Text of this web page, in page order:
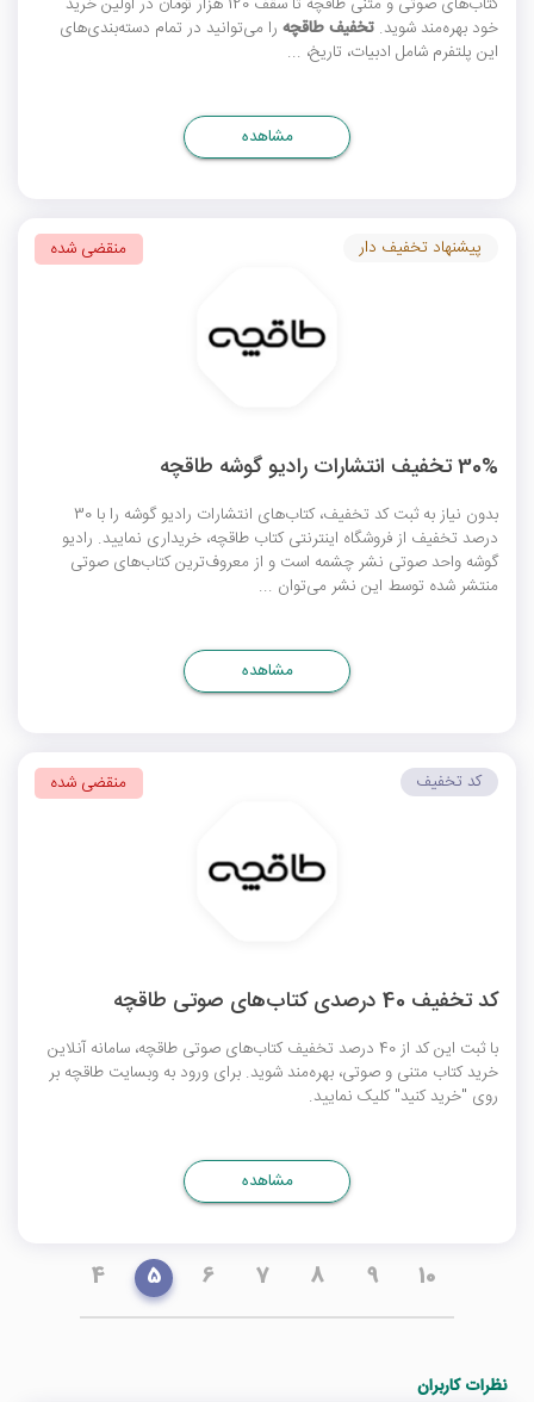
خود بهره‌مند شوید. تخفیف طاقچه را می‌توانید در تمام دسته‌بندی‌های
این پلتفرم شامل ادبیات، تاریخ، ...
مشاهده
30% تخفیف انتشارات رادیو گوشه طاقچه
بدون نیاز به ثبت کد تخفیف، کتاب‌های انتشارات رادیو گوشه را با 30
درصد تخفیف از فروشگاه اینترنتی کتاب طاقچه، خریداری نمایید. رادیو
گوشه واحد صوتی نشر چشمه است و از معروف‌ترین کتاب‌های صوتی
منتشر شده توسط این نشر می‌توان ...
پیشنهاد تخفیف دار منقضی شده
مشاهده
کد تخفیف 40 درصدی کتاب‌های صوتی طاقچه
با ثبت این کد از 40 درصد تخفیف کتاب‌های صوتی طاقچه، سامانه آنلاین
خرید کتاب متنی و صوتی، بهره‌مند شوید. برای ورود به وبسایت طاقچه بر
روی "خرید کنید" کلیک نمایید.
کد تخفیف منقضی شده
مشاهده
4 5 6 7 8 9 10
نظرات کاربران